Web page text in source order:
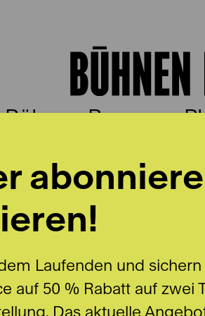
Bühnen Bern
Laufenden und sichern
auf 50 % Rabatt auf zwei
Das aktuelle